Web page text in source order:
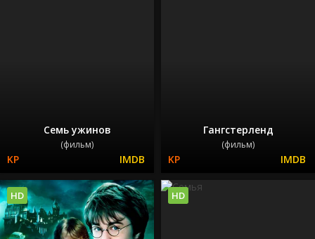
Семь ужинов
(фильм)
Гангстерленд
(фильм)
HD HD